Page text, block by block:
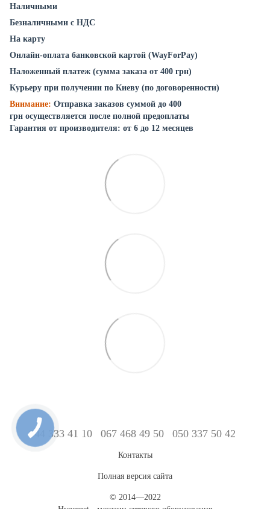
Наличными
Безналичными с НДС
На карту
Онлайн-оплата банковской картой (WayForPay)
Наложенный платеж (сумма заказа от 400 грн)
Курьеру при получении по Киеву (по договоренности)
Внимание: Отправка заказов суммой до 400
грн осуществляется после полной предоплаты
Гарантия от производителя: от 6 до 12 месяцев
044 333 41 10 067 468 49 50 050 337 50 42
Контакты
Полная версия сайта
© 2014—2022